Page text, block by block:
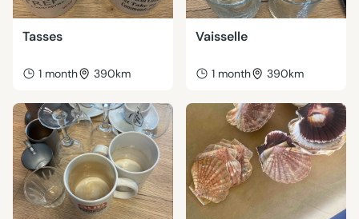
Tasses
1 month 390km
Vaisselle
1 month 390km